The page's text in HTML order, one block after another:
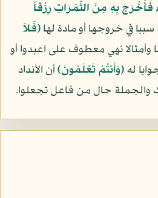
فَأَخْرَجَ بِهِ مِنَ الثَّمَرَاتِ رِزْقاً
في خروجها أو مادة لها﴿فَلاَ
وأمثالا نهي معطوف على اعبدوا أو
له﴿وَأَنتُمْ تَعْلَمُونَ﴾أن الأنداد
والجملة حال من فاعل تجعلوا.